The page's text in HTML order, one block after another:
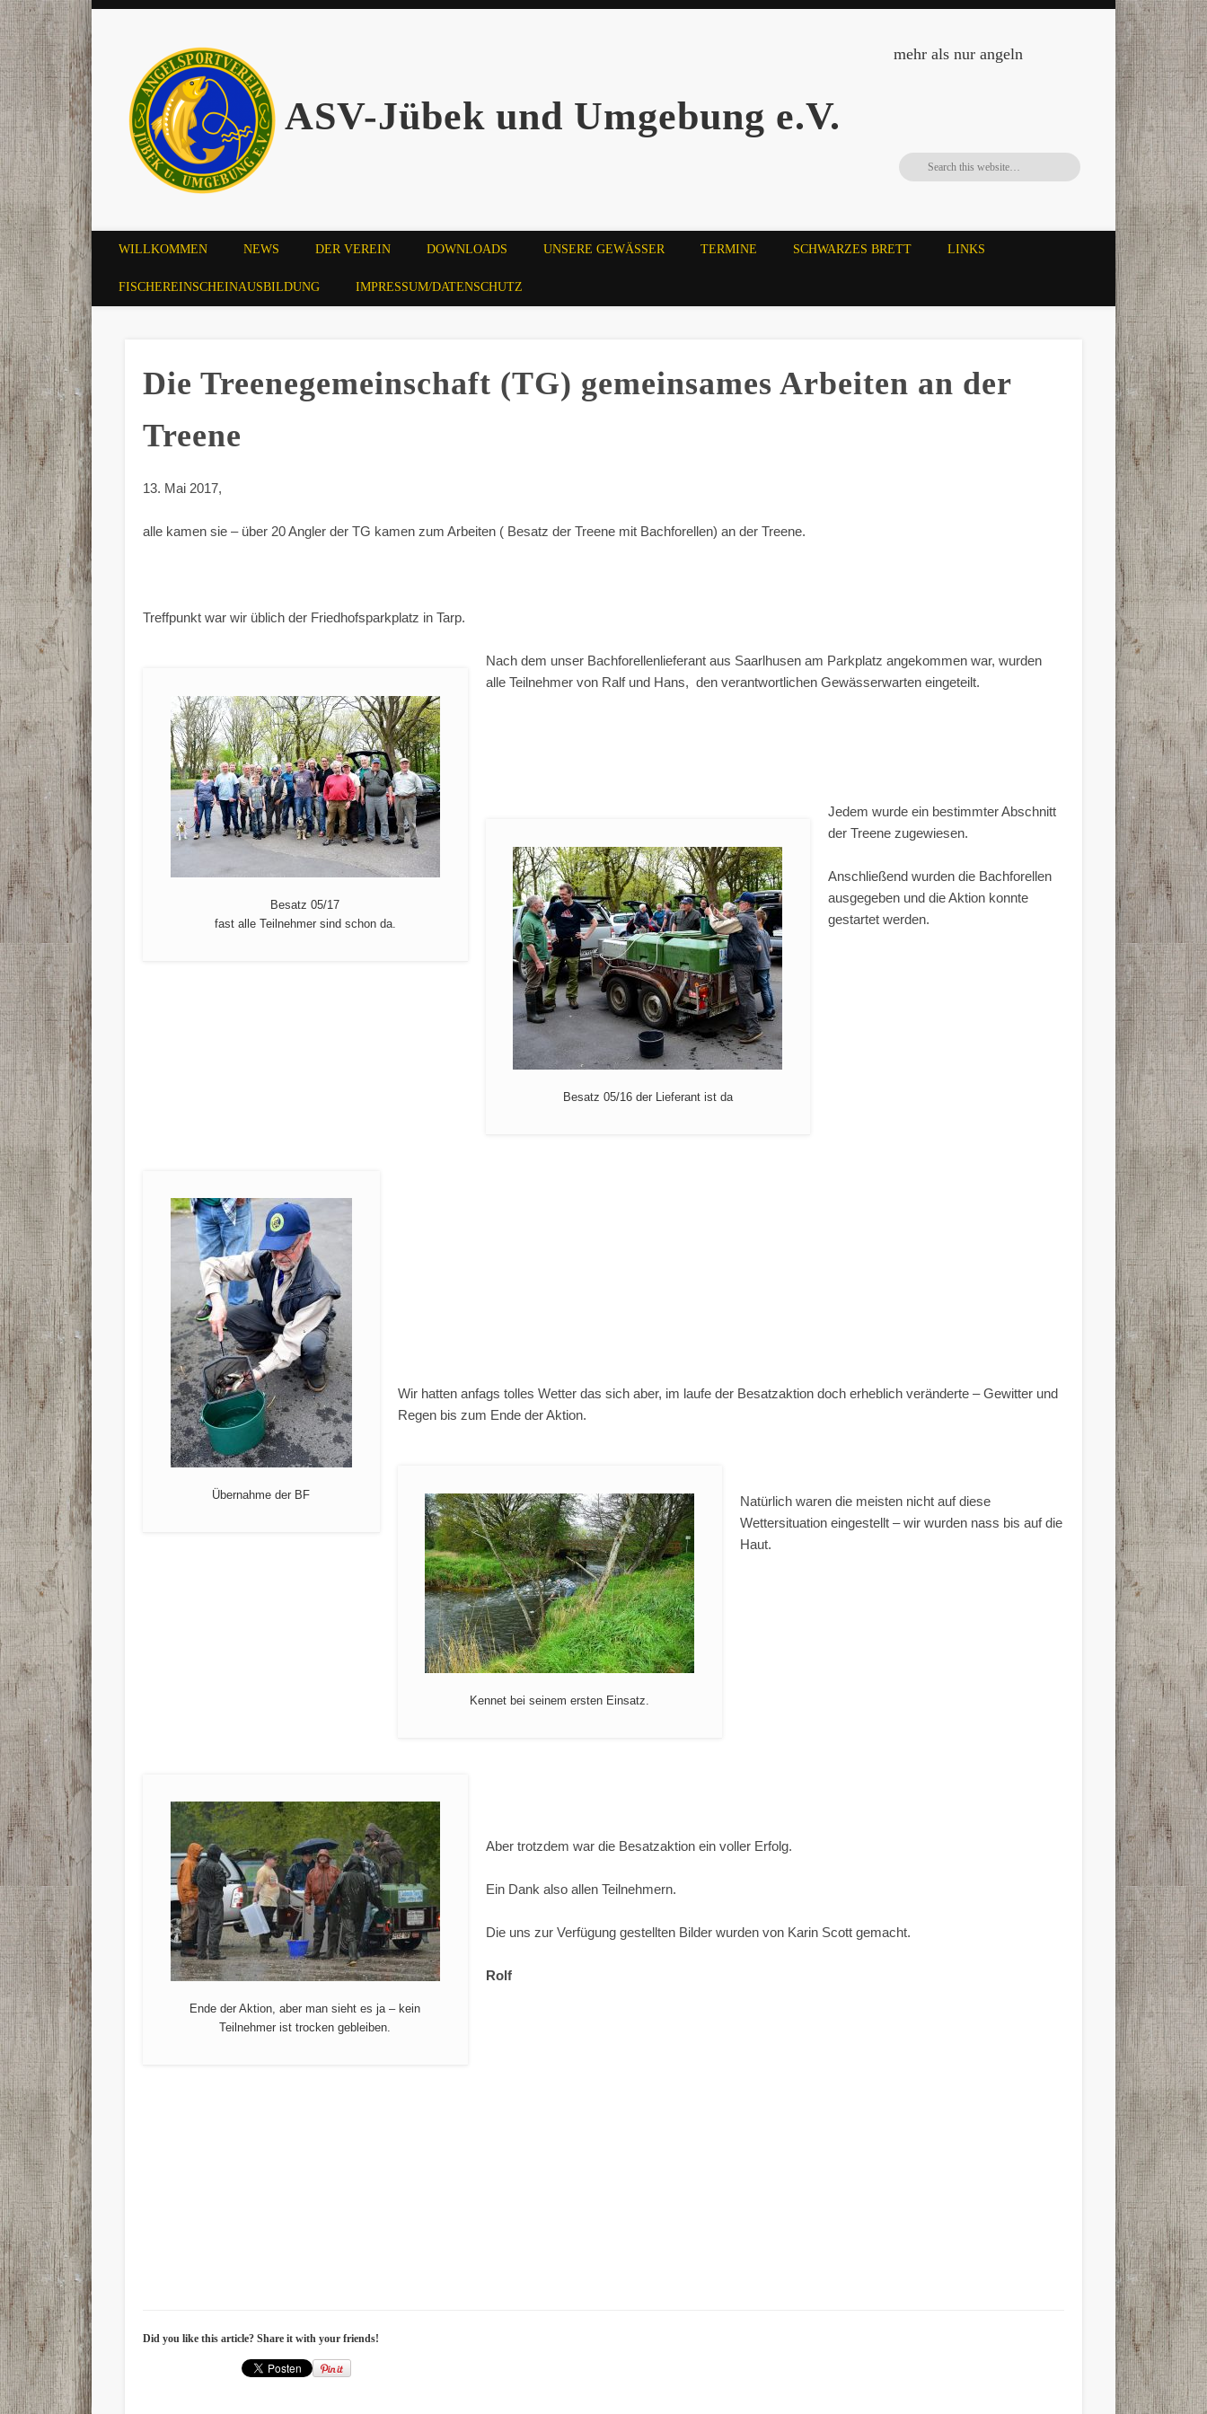
ASV-Jübek und Umgebung e.V.
mehr als nur angeln
WILLKOMMEN NEWS DER VEREIN DOWNLOADS UNSERE GEWÄSSER TERMINE SCHWARZES BRETT LINKS
FISCHEREINSCHEINAUSBILDUNG IMPRESSUM/DATENSCHUTZ
Die Treenegemeinschaft (TG) gemeinsames Arbeiten an der
Treene
13. Mai 2017,
alle kamen sie – über 20 Angler der TG kamen zum Arbeiten ( Besatz der Treene mit Bachforellen) an der Treene.
Treffpunkt war wir üblich der Friedhofsparkplatz in Tarp.
Besatz 05/17
fast alle Teilnehmer sind schon da.
Nach dem unser Bachforellenlieferant aus Saarlhusen am Parkplatz angekommen war, wurden
alle Teilnehmer von Ralf und Hans, den verantwortlichen Gewässerwarten eingeteilt.
Besatz 05/16 der Lieferant ist da
Jedem wurde ein bestimmter Abschnitt
der Treene zugewiesen.
Anschließend wurden die Bachforellen
ausgegeben und die Aktion konnte
gestartet werden.
Übernahme der BF
Wir hatten anfags tolles Wetter das sich aber, im laufe der Besatzaktion doch erheblich veränderte – Gewitter und
Regen bis zum Ende der Aktion.
Kennet bei seinem ersten Einsatz.
Natürlich waren die meisten nicht auf diese
Wettersituation eingestellt – wir wurden nass bis auf die
Haut.
Ende der Aktion, aber man sieht es ja – kein
Teilnehmer ist trocken gebleiben.
Aber trotzdem war die Besatzaktion ein voller Erfolg.
Ein Dank also allen Teilnehmern.
Die uns zur Verfügung gestellten Bilder wurden von Karin Scott gemacht.
Rolf
Did you like this article? Share it with your friends!